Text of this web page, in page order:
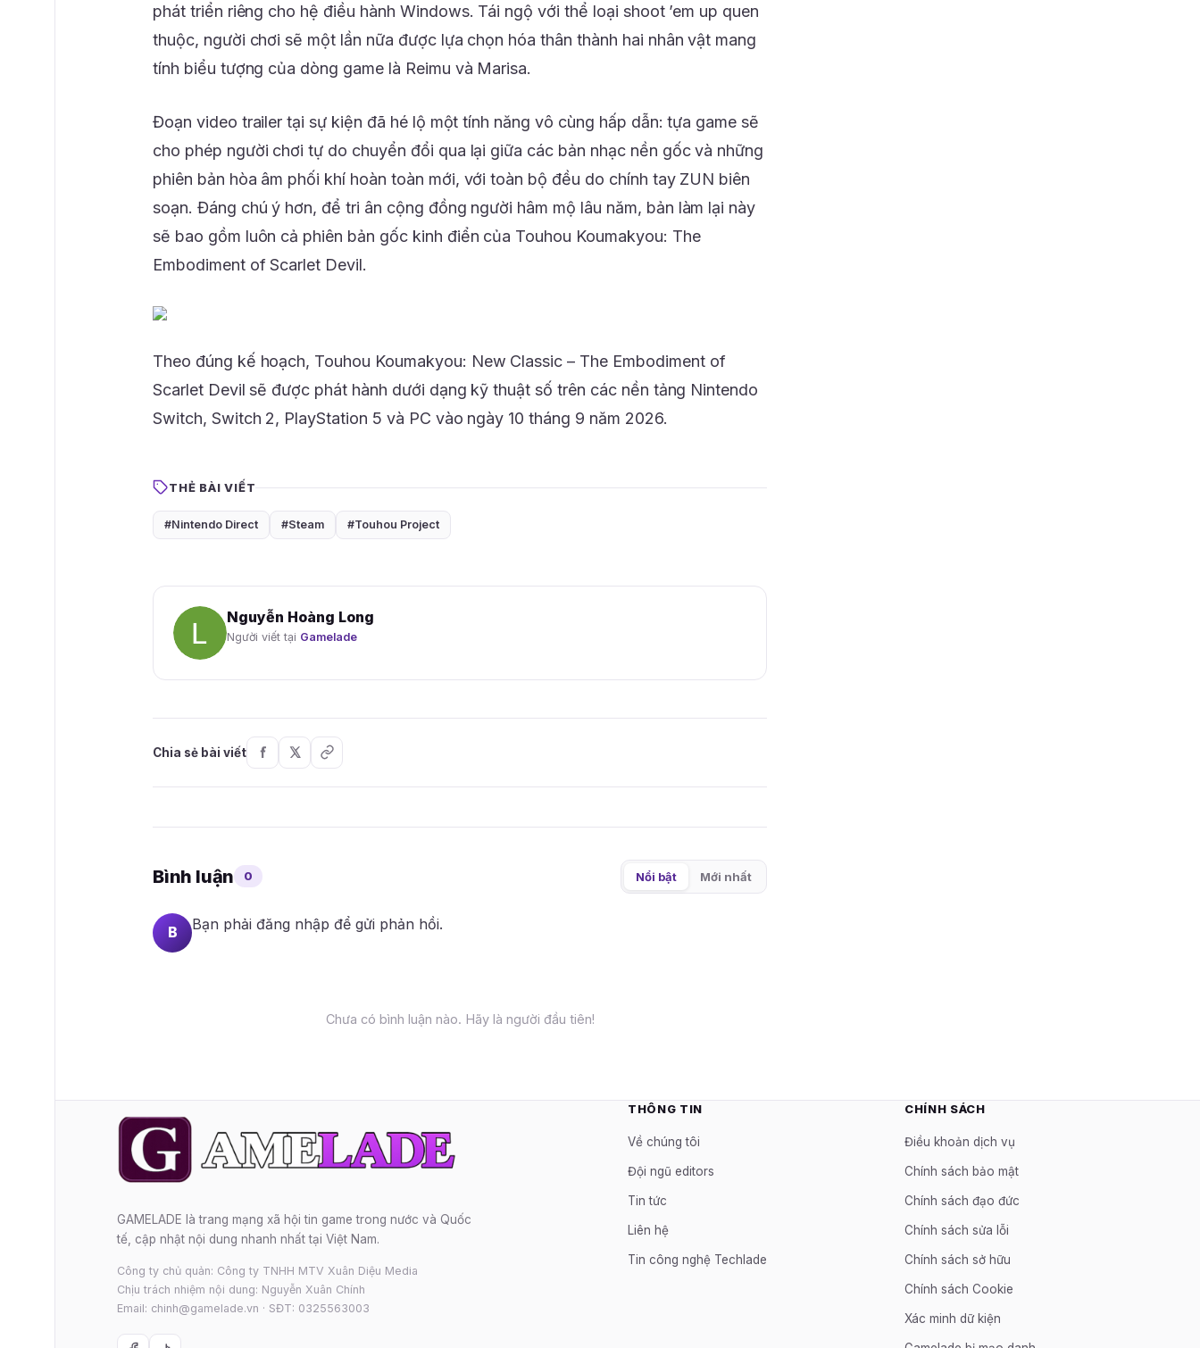
phát triển riêng cho hệ điều hành Windows. Tái ngộ với thể loại shoot ’em up quen
thuộc, người chơi sẽ một lần nữa được lựa chọn hóa thân thành hai nhân vật mang
tính biểu tượng của dòng game là Reimu và Marisa.
Đoạn video trailer tại sự kiện đã hé lộ một tính năng vô cùng hấp dẫn: tựa game sẽ
cho phép người chơi tự do chuyển đổi qua lại giữa các bản nhạc nền gốc và những
phiên bản hòa âm phối khí hoàn toàn mới, với toàn bộ đều do chính tay ZUN biên
soạn. Đáng chú ý hơn, để tri ân cộng đồng người hâm mộ lâu năm, bản làm lại này
sẽ bao gồm luôn cả phiên bản gốc kinh điển của Touhou Koumakyou: The
Embodiment of Scarlet Devil.
Theo đúng kế hoạch, Touhou Koumakyou: New Classic – The Embodiment of
Scarlet Devil sẽ được phát hành dưới dạng kỹ thuật số trên các nền tảng Nintendo
Switch, Switch 2, PlayStation 5 và PC vào ngày 10 tháng 9 năm 2026.
THẺ BÀI VIẾT
#Nintendo Direct #Steam #Touhou Project
Nguyễn Hoàng Long
Người viết tại Gamelade
Chia sẻ bài viết
Bình luận 0 Nổi bật Mới nhất
B Bạn phải đăng nhập để gửi phản hồi.
Chưa có bình luận nào. Hãy là người đầu tiên!
GAMELADE là trang mạng xã hội tin game trong nước và Quốc
tế, cập nhật nội dung nhanh nhất tại Việt Nam.
Công ty chủ quản: Công ty TNHH MTV Xuân Diệu Media
Chịu trách nhiệm nội dung: Nguyễn Xuân Chính
Email: chinh@gamelade.vn · SĐT: 0325563003
THÔNG TIN
Về chúng tôi
Đội ngũ editors
Tin tức
Liên hệ
Tin công nghệ Techlade
CHÍNH SÁCH
Điều khoản dịch vụ
Chính sách bảo mật
Chính sách đạo đức
Chính sách sửa lỗi
Chính sách sở hữu
Chính sách Cookie
Xác minh dữ kiện